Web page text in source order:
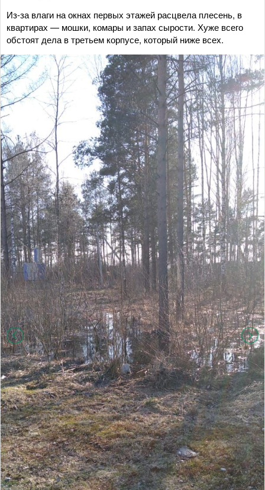
Из-за влаги на окнах первых этажей расцвела плесень, в
квартирах — мошки, комары и запах сырости. Хуже всего
обстоят дела в третьем корпусе, который ниже всех.